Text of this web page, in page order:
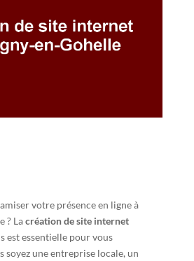
votre présence en ligne à
? Lacréation de site internet
est essentielle pour vous
soyez une entreprise locale, un